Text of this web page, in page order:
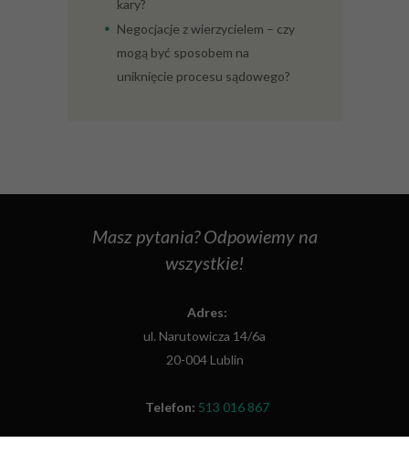
kary?
Negocjacje z wierzycielem – czy
mogą być sposobem na
uniknięcie procesu sądowego?
Masz pytania? Odpowiemy na
wszystkie!
Adres:
ul. Narutowicza 14/6a
20-004 Lublin
Telefon: 513 016 867